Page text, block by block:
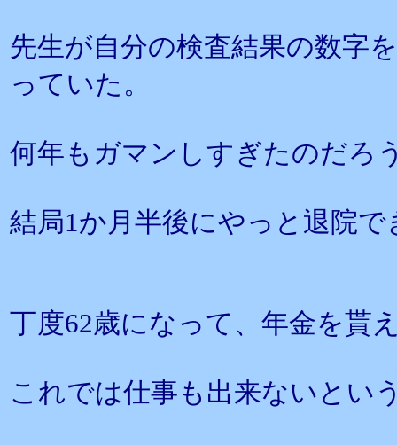
先生が自分の検査結果の数字
っていた。
何年もガマンしすぎたのだろ
結局1か月半後にやっと退院
丁度62歳になって、年金を貰
これでは仕事も出来ないとい